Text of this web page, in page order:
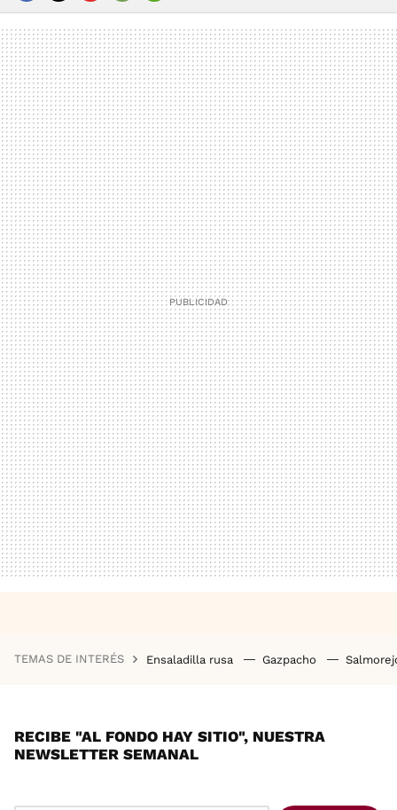
FACEBOOK
TWITTERFLIPBOARD
E-
MAIL
WHATSAPP
TEMAS DE INTERÉS Ensaladilla rusa Gazpacho
RECIBE "AL FONDO HAY SITIO", NUESTRA
NEWSLETTER SEMANAL